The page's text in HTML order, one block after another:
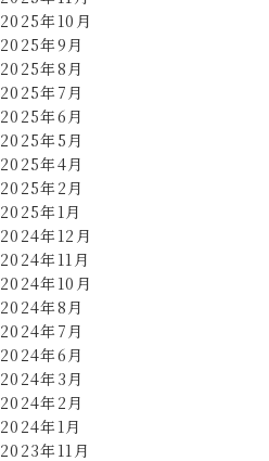
2025年10月
2025年9月
2025年8月
2025年7月
2025年6月
2025年5月
2025年4月
2025年2月
2025年1月
2024年12月
2024年11月
2024年10月
2024年8月
2024年7月
2024年6月
2024年3月
2024年2月
2024年1月
2023年11月